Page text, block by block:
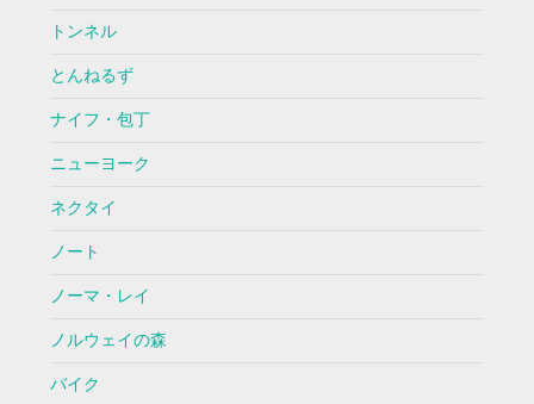
トンネル
とんねるず
ナイフ・包丁
ニューヨーク
ネクタイ
ノート
ノーマ・レイ
ノルウェイの森
バイク